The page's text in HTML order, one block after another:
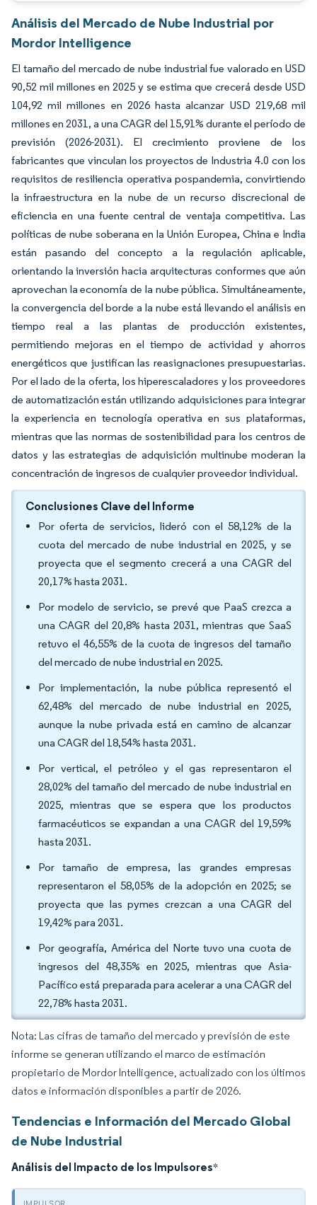
Análisis del Mercado de Nube Industrial por
Mordor Intelligence
El tamaño del mercado de nube industrial fue valorado en USD
90,52 mil millones en 2025 y se estima que crecerá desde USD
104,92 mil millones en 2026 hasta alcanzar USD 219,68 mil
millones en 2031, a una CAGR del 15,91% durante el período de
previsión (2026-2031). El crecimiento proviene de los
fabricantes que vinculan los proyectos de Industria 4.0 con los
requisitos de resiliencia operativa pospandemia, convirtiendo
la infraestructura en la nube de un recurso discrecional de
eficiencia en una fuente central de ventaja competitiva. Las
políticas de nube soberana en la Unión Europea, China e India
están pasando del concepto a la regulación aplicable,
orientando la inversión hacia arquitecturas conformes que aún
aprovechan la economía de la nube pública. Simultáneamente,
la convergencia del borde a la nube está llevando el análisis en
tiempo real a las plantas de producción existentes,
permitiendo mejoras en el tiempo de actividad y ahorros
energéticos que justifican las reasignaciones presupuestarias.
Por el lado de la oferta, los hiperescaladores y los proveedores
de automatización están utilizando adquisiciones para integrar
la experiencia en tecnología operativa en sus plataformas,
mientras que las normas de sostenibilidad para los centros de
datos y las estrategias de adquisición multinube moderan la
concentración de ingresos de cualquier proveedor individual.
Conclusiones Clave del Informe
Por oferta de servicios, lideró con el 58,12% de la
cuota del mercado de nube industrial en 2025, y se
proyecta que el segmento crecerá a una CAGR del
20,17% hasta 2031.
Por modelo de servicio, se prevé que PaaS crezca a
una CAGR del 20,8% hasta 2031, mientras que SaaS
retuvo el 46,55% de la cuota de ingresos del tamaño
del mercado de nube industrial en 2025.
Por implementación, la nube pública representó el
62,48% del mercado de nube industrial en 2025,
aunque la nube privada está en camino de alcanzar
una CAGR del 18,54% hasta 2031.
Por vertical, el petróleo y el gas representaron el
28,02% del tamaño del mercado de nube industrial en
2025, mientras que se espera que los productos
farmacéuticos se expandan a una CAGR del 19,59%
hasta 2031.
Por tamaño de empresa, las grandes empresas
representaron el 58,05% de la adopción en 2025; se
proyecta que las pymes crezcan a una CAGR del
19,42% para 2031.
Por geografía, América del Norte tuvo una cuota de
ingresos del 48,35% en 2025, mientras que Asia-
Pacífico está preparada para acelerar a una CAGR del
22,78% hasta 2031.
Nota: Las cifras de tamaño del mercado y previsión de este
informe se generan utilizando el marco de estimación
propietario de Mordor Intelligence, actualizado con los últimos
datos e información disponibles a partir de 2026.
Tendencias e Información del Mercado Global
de Nube Industrial
Análisis del Impacto de los Impulsores*